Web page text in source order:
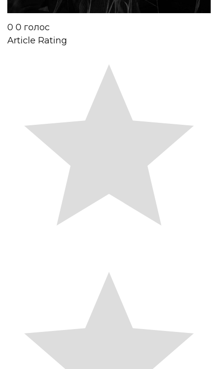
0 0 голос
Article Rating